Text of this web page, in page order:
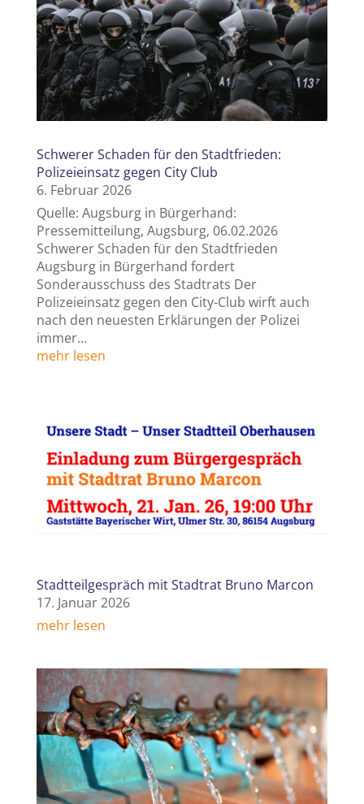
Schwerer Schaden für den Stadtfrieden:
Polizeieinsatz gegen City Club
6. Februar 2026
Quelle: Augsburg in Bürgerhand:
Pressemitteilung, Augsburg, 06.02.2026
Schwerer Schaden für den Stadtfrieden
Augsburg in Bürgerhand fordert
Sonderausschuss des Stadtrats Der
Polizeieinsatz gegen den City-Club wirft auch
nach den neuesten Erklärungen der Polizei
immer...
mehr lesen
Stadtteilgespräch mit Stadtrat Bruno Marcon
17. Januar 2026
mehr lesen